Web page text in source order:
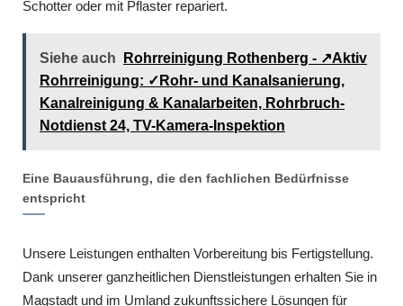
Schotter oder mit Pflaster repariert.
Siehe auch
Rohrreinigung Rothenberg - ↗️Aktiv
Rohrreinigung: ✓Rohr- und Kanalsanierung,
Kanalreinigung & Kanalarbeiten, Rohrbruch-
Notdienst 24, TV-Kamera-Inspektion
Eine Bauausführung, die den fachlichen Bedürfnisse
entspricht
Unsere Leistungen enthalten Vorbereitung bis Fertigstellung.
Dank unserer ganzheitlichen Dienstleistungen erhalten Sie in
Magstadt und im Umland zukunftssichere Lösungen für